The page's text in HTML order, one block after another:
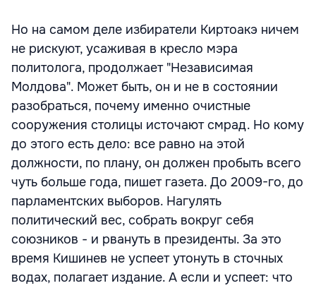
Но на самом деле избиратели Киртоакэ ничем
не рискуют, усаживая в кресло мэра
политолога, продолжает "Независимая
Молдова". Может быть, он и не в состоянии
разобраться, почему именно очистные
сооружения столицы источают смрад. Но кому
до этого есть дело: все равно на этой
должности, по плану, он должен пробыть всего
чуть больше года, пишет газета. До 2009-го, до
парламентских выборов. Нагулять
политический вес, собрать вокруг себя
союзников - и рвануть в президенты. За это
время Кишинев не успеет утонуть в сточных
водах, полагает издание. А если и успеет: что